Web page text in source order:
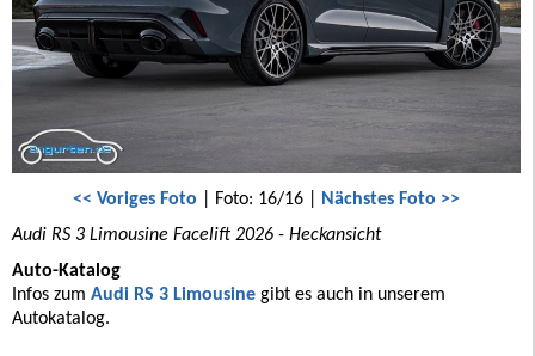
<< Voriges Foto | Foto: 16/16 | Nächstes Foto >>
Audi RS 3 Limousine Facelift 2026 - Heckansicht
Auto-Katalog
Infos zum Audi RS 3 Limousine gibt es auch in unserem
Autokatalog.